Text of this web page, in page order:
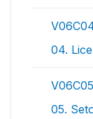
04.
V06C05
05.